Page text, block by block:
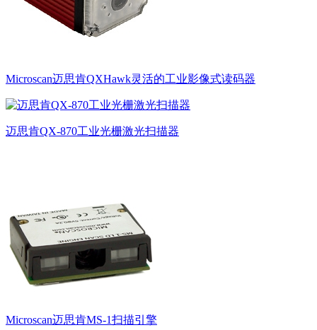
Microscan迈思肯QXHawk灵活的工业影像式读码器
迈思肯QX-870工业光栅激光扫描器
Microscan迈思肯MS-1扫描引擎